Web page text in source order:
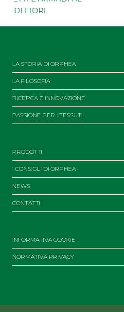
PROFUMO DI
LA STORIA DI ORPHEA
LA FILOSOFIA
RICERCA E INNOVAZIONE
PASSIONE PER I TESSUTI
PRODOTTI
I CONSIGLI DI ORPHEA
NEWS
CONTATTI
INFORMATIVA COOKIE
NORMATIVA PRIVACY